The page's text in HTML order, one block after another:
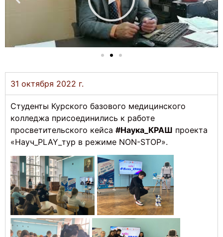
31 октября 2022 г.
Студенты Курского базового медицинского
колледжа присоединились к работе
просветительского кейса #Наука_КРАШ проекта
«Науч_PLAY_тур в режиме NON-STOP».